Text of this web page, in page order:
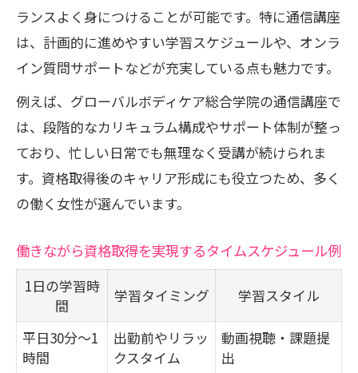
ランスよく身につけることが可能です。特に通信講座
は、計画的に進めやすい学習スケジュールや、オンラ
イン質問サポートなどが充実している点も魅力です。
例えば、グローバルボディケア総合学院の通信講座で
は、段階的なカリキュラム構成やサポート体制が整っ
ており、忙しい日常でも無理なく受講が続けられま
す。資格取得後のキャリア形成にも役立つため、多く
の働く女性が選んでいます。
働きながら資格取得を実現するタイムスケジュール例
1日の学習時
間
学習タイミング 学習スタイル
平日30分～1
時間
出勤前やリラッ
クスタイム
動画視聴・課題提
出